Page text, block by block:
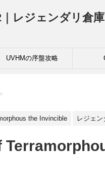
レジェンダリ倉庫
UVHMの序盤攻略
>
the Invincible レジェン